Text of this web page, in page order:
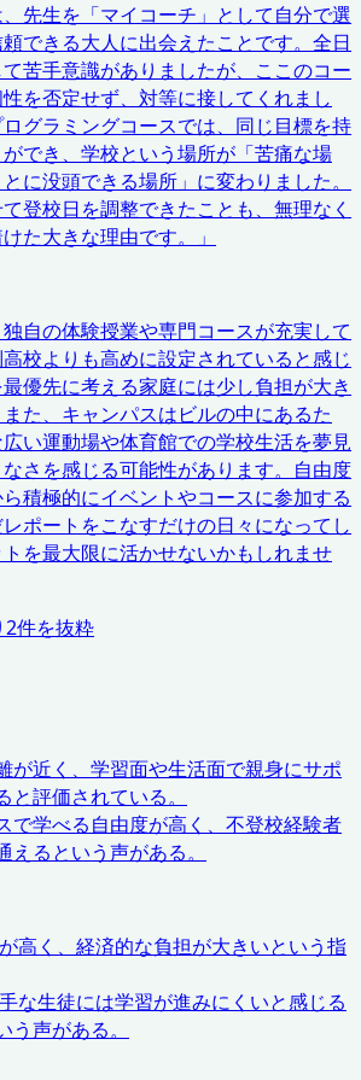
先生を「マイコーチ」として自分で選
できる大人に出会えたことです。全日
苦手意識がありましたが、ここのコー
を否定せず、対等に接してくれまし
グラミングコースでは、同じ目標を持
でき、学校という場所が「苦痛な場
に没頭できる場所」に変わりました。
登校日を調整できたことも、無理なく
た大きな理由です。
」
自の体験授業や専門コースが充実して
校よりも高めに設定されていると感じ
優先に考える家庭には少し負担が大き
た、キャンパスはビルの中にあるた
い運動場や体育館での学校生活を夢見
さを感じる可能性があります。自由度
積極的にイベントやコースに参加する
ポートをこなすだけの日々になってし
を最大限に活かせないかもしれませ
2件を抜粋
が近く、学習面や生活面で親身にサポ
と評価されている。
で学べる自由度が高く、不登校経験者
えるという声がある。
高く、経済的な負担が大きいという指
な生徒には学習が進みにくいと感じる
う声がある。